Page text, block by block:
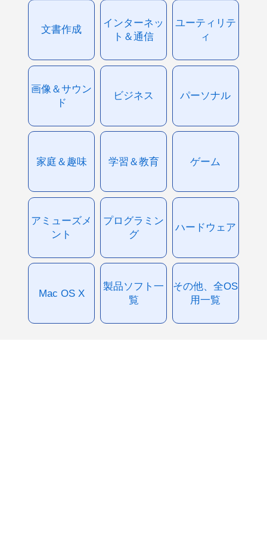
文書作成
インターネッ
ト＆通信
ユーティリテ
ィ
画像＆サウン
ド
ビジネス パーソナル
家庭＆趣味 学習＆教育 ゲーム
アミューズメ
ント
プログラミン
グ
ハードウェア
Mac OS X
製品ソフト一
覧
その他、全OS
用一覧